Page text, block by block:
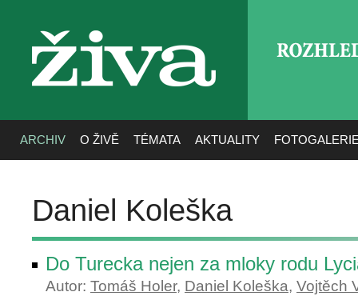
živa
ARCHIV O ŽIVĚ TÉMATA AKTUALITY
Daniel Koleška
Do Turecka nejen za mloky rodu
Autor: Tomáš Holer, Daniel Koleška, Vojtěch